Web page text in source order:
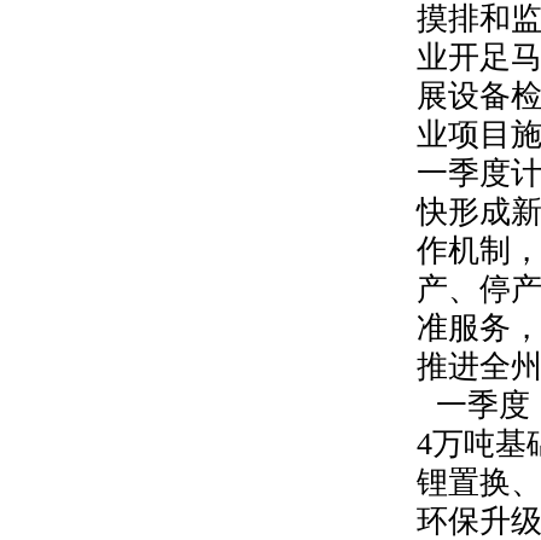
摸排和
业开足
展设备
业项目
一季度
快形成
作机制
产、停
准服务
推进全
一季度
4万吨基
锂置换
环保升